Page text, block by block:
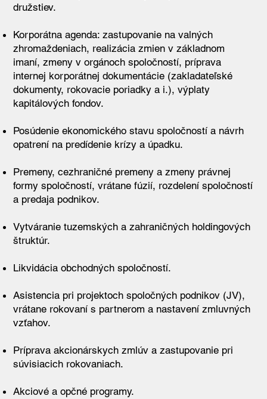
družstiev.
Korporátna agenda: zastupovanie na valných
zhromaždeniach, realizácia zmien v základnom
imaní, zmeny v orgánoch spoločností, príprava
internej korporátnej dokumentácie (zakladateľské
dokumenty, rokovacie poriadky a i.), výplaty
kapitálových fondov.
Posúdenie ekonomického stavu spoločností a návrh
opatrení na predídenie krízy a úpadku.
Premeny, cezhraničné premeny a zmeny právnej
formy spoločností, vrátane fúzií, rozdelení spoločností
a predaja podnikov.
Vytváranie tuzemských a zahraničných holdingových
štruktúr.
Likvidácia obchodných spoločností.
Asistencia pri projektoch spoločných podnikov (JV),
vrátane rokovaní s partnerom a nastavení zmluvných
vzťahov.
Príprava akcionárskych zmlúv a zastupovanie pri
súvisiacich rokovaniach.
Akciové a opčné programy.